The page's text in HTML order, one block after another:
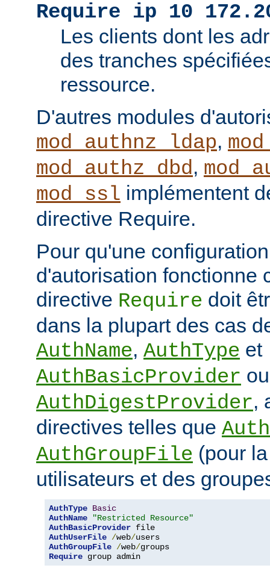
Require ip 10
Les clients dont les
des tranches
ressource.
D'autres modules
mod_authnz_ldap,
mod_authz_dbd,
mod_ssl implémentent
directive Require.
Pour qu'une
d'autorisation fonctionne
directive Require doit
dans la plupart des cas
AuthName, AuthType et
AuthBasicProvider ou
AuthDigestProvider,
directives telles que
AuthGroupFile (pour
utilisateurs et des
AuthType Basic
AuthName
"Restricted Resource"
AuthBasicProvider
AuthUserFile /web/
AuthGroupFile /web/
Require group admin